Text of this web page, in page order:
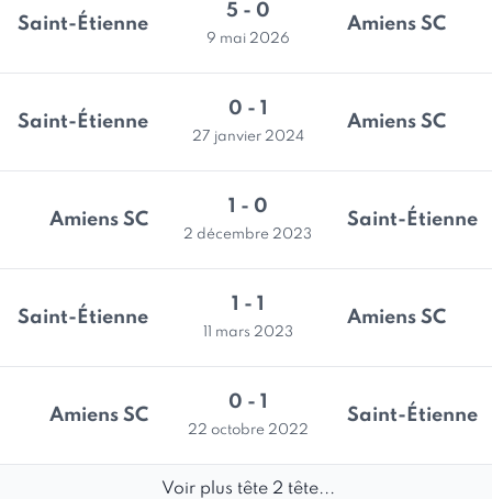
Saint-Étienne
5 - 0
9 mai 2026
Amiens SC
Saint-Étienne
0 - 1
27 janvier 2024
Amiens SC
Amiens SC
1 - 0
2 décembre 2023
Saint-Étienne
Saint-Étienne
1 - 1
11 mars 2023
Amiens SC
Amiens SC
0 - 1
22 octobre 2022
Saint-Étienne
Voir plus tête 2 tête...